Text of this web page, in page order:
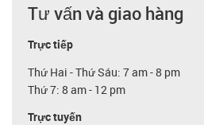
Tư vấn và giao hàng
Trực tiếp
Thứ Hai - Thứ Sáu: 7 am - 8 pm
Thứ 7: 8 am - 12 pm
Trực tuyến